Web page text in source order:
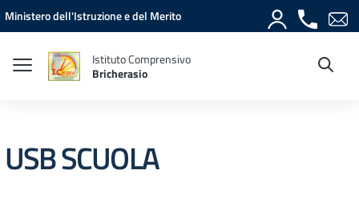
Vai ai contenuti
Vai al menu di navigazione
Vai al footer
Ministero dell'Istruzione e del Merito
Istituto Comprensivo
Bricherasio
USB SCUOLA